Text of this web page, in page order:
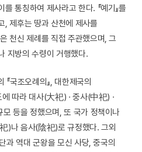
통칭하여 제사라고 한다. 『예기』를
, 제후는 땅과 산천에 제사를
천신 제례를 직접 주관했으며, 그
지방의 수령이 거행했다.
『국조오례의』, 대한제국의
에 따라 대사(大祀) · 중사(中祀) ·
등을 정했으며, 또 국가 정책이나
)나 음사(陰祀)로 규정했다. 그외
과 역대 군왕을 모신 사당, 중국의